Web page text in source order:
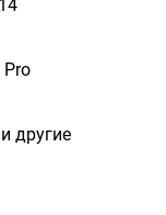
Pro
другие